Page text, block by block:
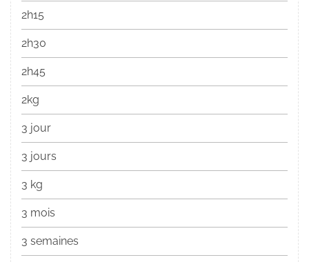
2h15
2h30
2h45
2kg
3 jour
3 jours
3 kg
3 mois
3 semaines